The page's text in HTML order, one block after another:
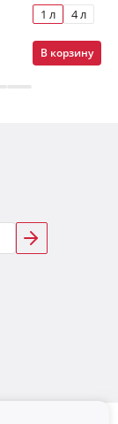
1 л
4 л
В корзину